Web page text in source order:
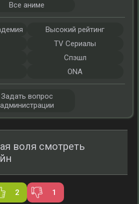
воля смотреть
2 1
Все аниме
Высокий рейтинг
TV Сериалы
Спэшл
ONA
Задать вопрос
администрации